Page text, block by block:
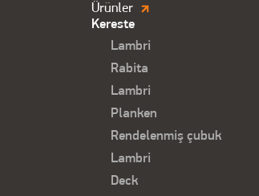
Продукция.
Футер
Ürünler
Kereste
Lambri
Rabita
Lambri
Planken
Rendelenmiş çubuk
Lambri
Deck